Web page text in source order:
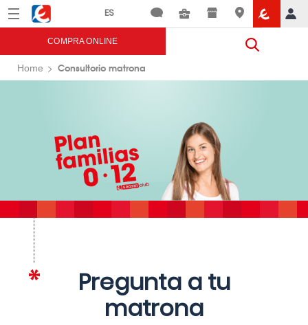
Menú Eroski
COMPRA ONLINE
Home Consultorio matrona
Pregunta a tu
matrona